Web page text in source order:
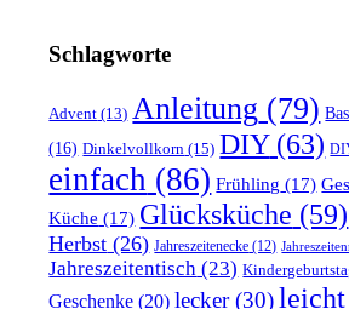
Schlagworte
Advent (13) Anleitung (79)
(16) Dinkelvollkorn (15) DIY(63)
einfach (86) Frühling (17)
Küche (17) Glücksküche (59)
Herbst (26) Jahreszeitenecke (12)
Jahreszeitentisch (23)
Geschenke (20) lecker(30) leicht